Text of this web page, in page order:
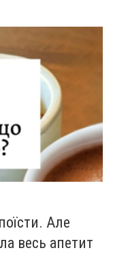
Але
весь апетит